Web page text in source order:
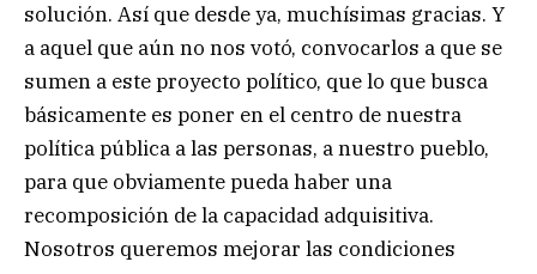
solución. Así que desde ya, muchísimas gracias. Y
a aquel que aún no nos votó, convocarlos a que se
sumen a este proyecto político, que lo que busca
básicamente es poner en el centro de nuestra
política pública a las personas, a nuestro pueblo,
para que obviamente pueda haber una
recomposición de la capacidad adquisitiva.
Nosotros queremos mejorar las condiciones